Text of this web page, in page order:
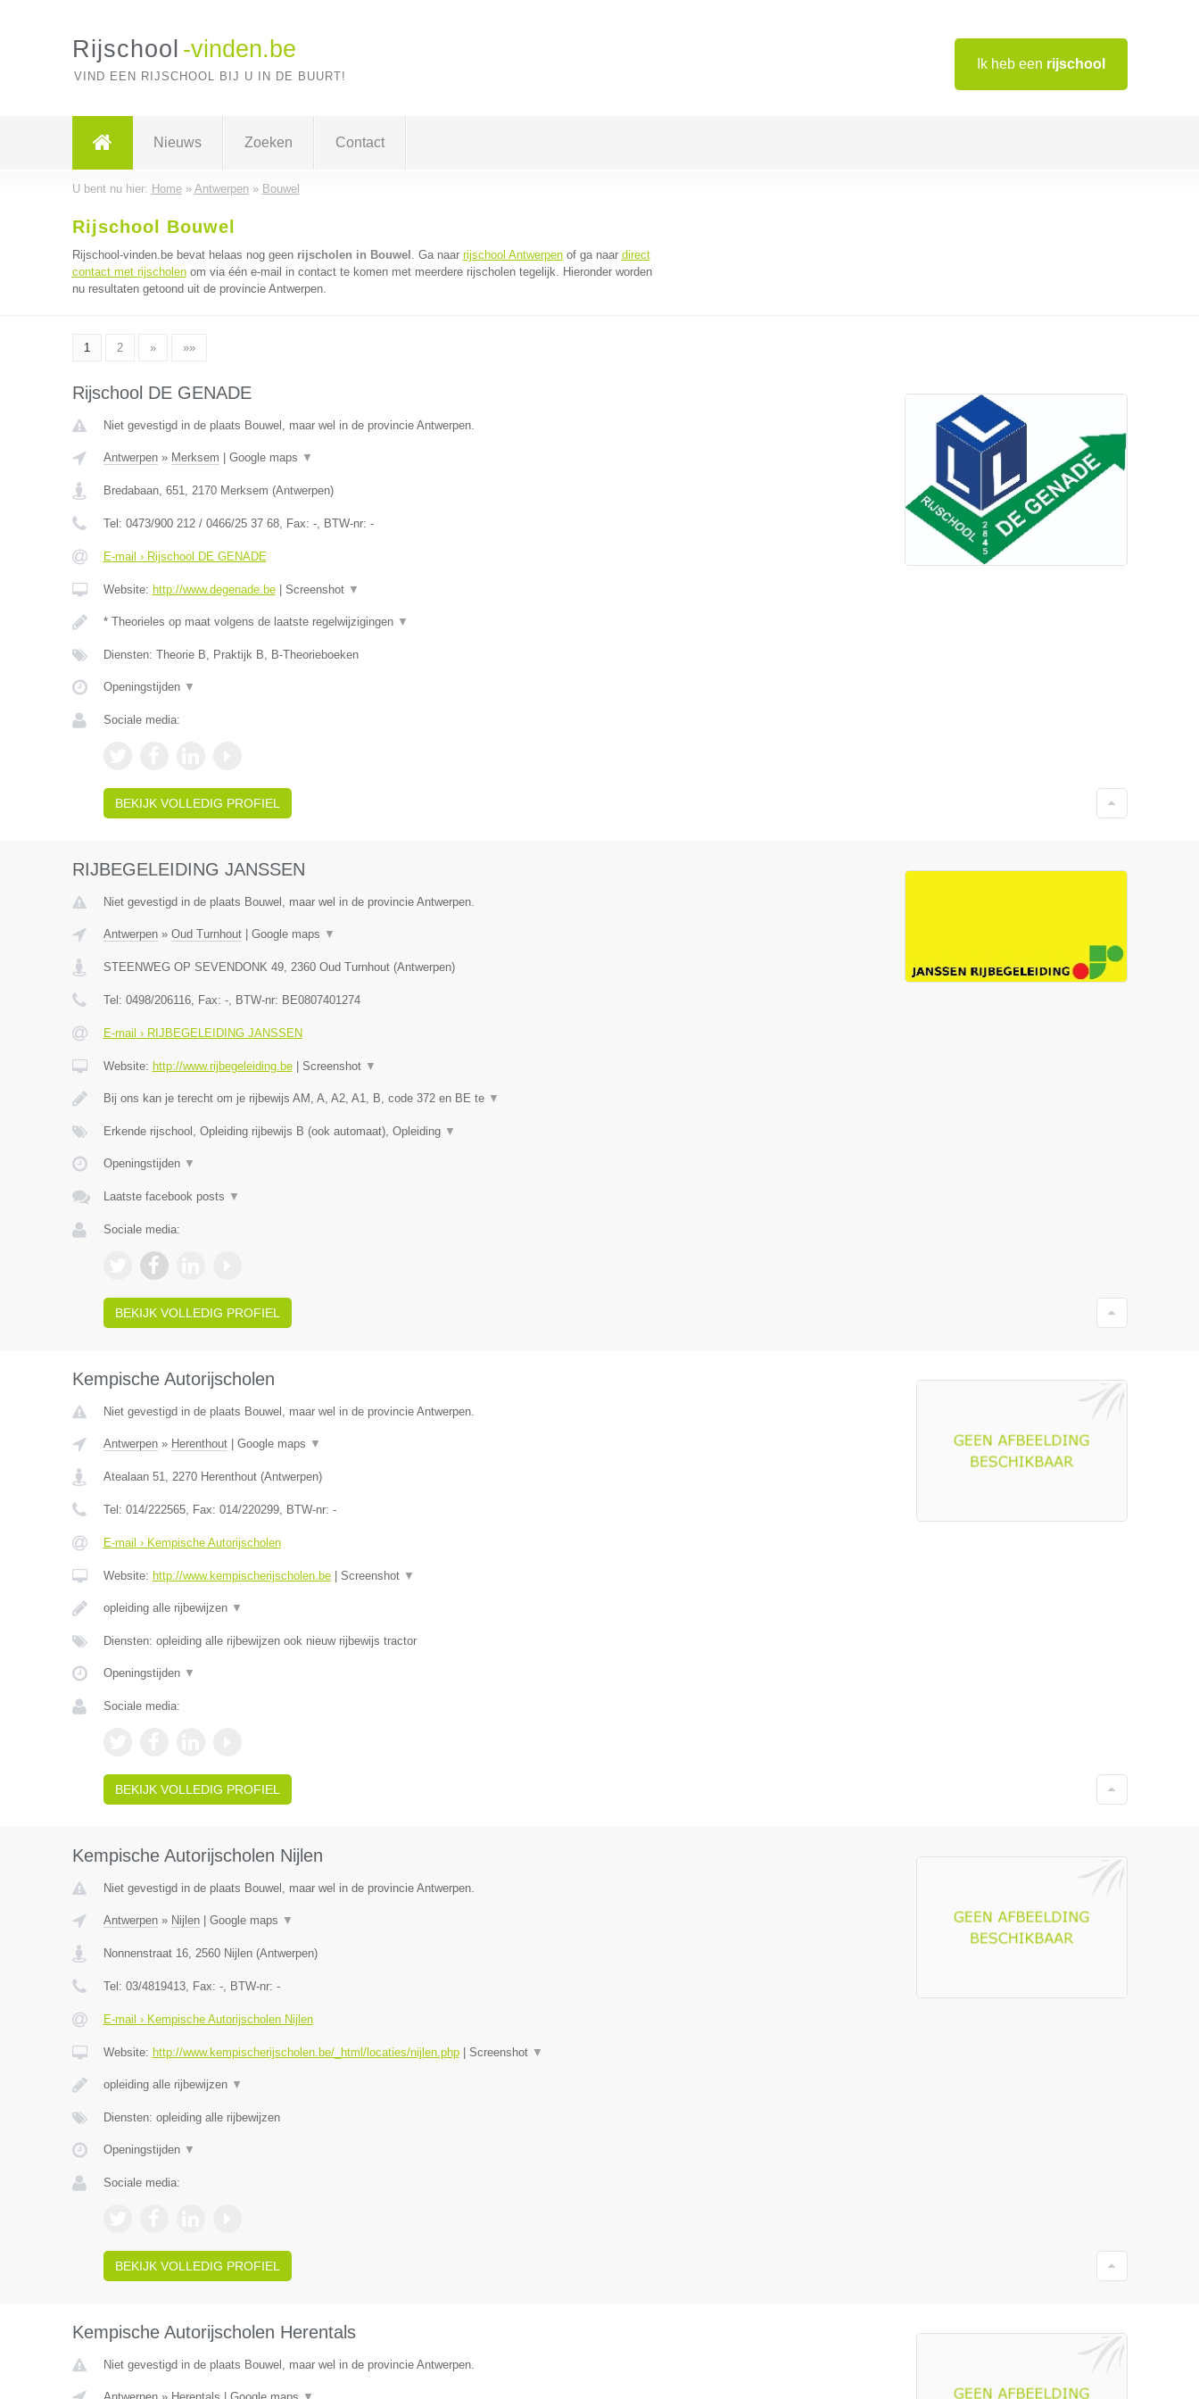
Ik heb een rijschool
Rijschool -vinden.be
VIND EEN RIJSCHOOL BIJ U IN DE BUURT!
Nieuws Zoeken Contact
U bent nu hier: Home» Antwerpen» Bouwel
Rijschool Bouwel
Rijschool-vinden.be bevat helaas nog geen rijscholen in Bouwel . Ga naar rijschool Antwerpenof ga naar direct
contact met rijscholenom via één e-mail in contact te komen met meerdere rijscholen tegelijk. Hieronder worden
nu resultaten getoond uit de provincie Antwerpen.
1 2 » »»
Rijschool DE GENADE
Niet gevestigd in de plaats Bouwel, maar wel in de provincie Antwerpen.
Antwerpen» Merksem Google maps ▼
Bredabaan, 651, 2170 Merksem (Antwerpen)
Tel: 0473/900 212 / 0466/25 37 68, Fax: -, BTW-nr: -
E-mail › Rijschool DE GENADE
Website: http://www.degenade.be| Screenshot ▼
* Theorieles op maat volgens de laatste regelwijzigingen ▼
Diensten: Theorie B, Praktijk B, B-Theorieboeken
Openingstijden ▼
Sociale media:
BEKIJK VOLLEDIG PROFIEL
RIJBEGELEIDING JANSSEN
Niet gevestigd in de plaats Bouwel, maar wel in de provincie Antwerpen.
Antwerpen» Oud Turnhout| Google maps ▼
STEENWEG OP SEVENDONK 49, 2360 Oud Turnhout(Antwerpen)
Tel: 0498/206116, Fax: -, BTW-nr: BE0807401274
E-mail › RIJBEGELEIDING JANSSEN
Website: http://www.rijbegeleiding.be| Screenshot ▼
Bij ons kan je terecht om je rijbewijs AM, A, A2, A1, B, code 372 en BE te ▼
Erkende rijschool, Opleiding rijbewijs B (ook automaat), Opleiding ▼
Openingstijden ▼
Laatste facebook posts ▼
Sociale media:
BEKIJK VOLLEDIG PROFIEL
Kempische Autorijscholen
Niet gevestigd in de plaats Bouwel, maar wel in de provincie Antwerpen.
Antwerpen» Herenthout| Google maps ▼
Atealaan 51, 2270 Herenthout(Antwerpen)
Tel: 014/222565, Fax: 014/220299, BTW-nr: -
E-mail › Kempische Autorijscholen
Website: http://www.kempischerijscholen.be| Screenshot ▼
opleiding alle rijbewijzen ▼
Diensten: opleiding alle rijbewijzen ook nieuw rijbewijs tractor
Openingstijden ▼
Sociale media:
BEKIJK VOLLEDIG PROFIEL
Kempische Autorijscholen Nijlen
Niet gevestigd in de plaats Bouwel, maar wel in de provincie Antwerpen.
Antwerpen» Nijlen| Google maps ▼
Nonnenstraat 16, 2560 Nijlen(Antwerpen)
Tel: 03/4819413, Fax: -, BTW-nr: -
E-mail › Kempische Autorijscholen Nijlen
Website: http://www.kempischerijscholen.be/_html/locaties/nijlen.php| Screenshot ▼
opleiding alle rijbewijzen ▼
Diensten: opleiding alle rijbewijzen
Openingstijden ▼
Sociale media:
BEKIJK VOLLEDIG PROFIEL
Kempische Autorijscholen Herentals
Niet gevestigd in de plaats Bouwel, maar wel in de provincie Antwerpen.